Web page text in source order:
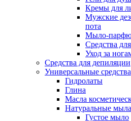
Кремы для
Мужские
пота
Мыло-
Средства
Уход за
Средства для депиляции
Универсальные средства
Гидролаты
Глина
Масла
Натуральные мыла
Густое мыло